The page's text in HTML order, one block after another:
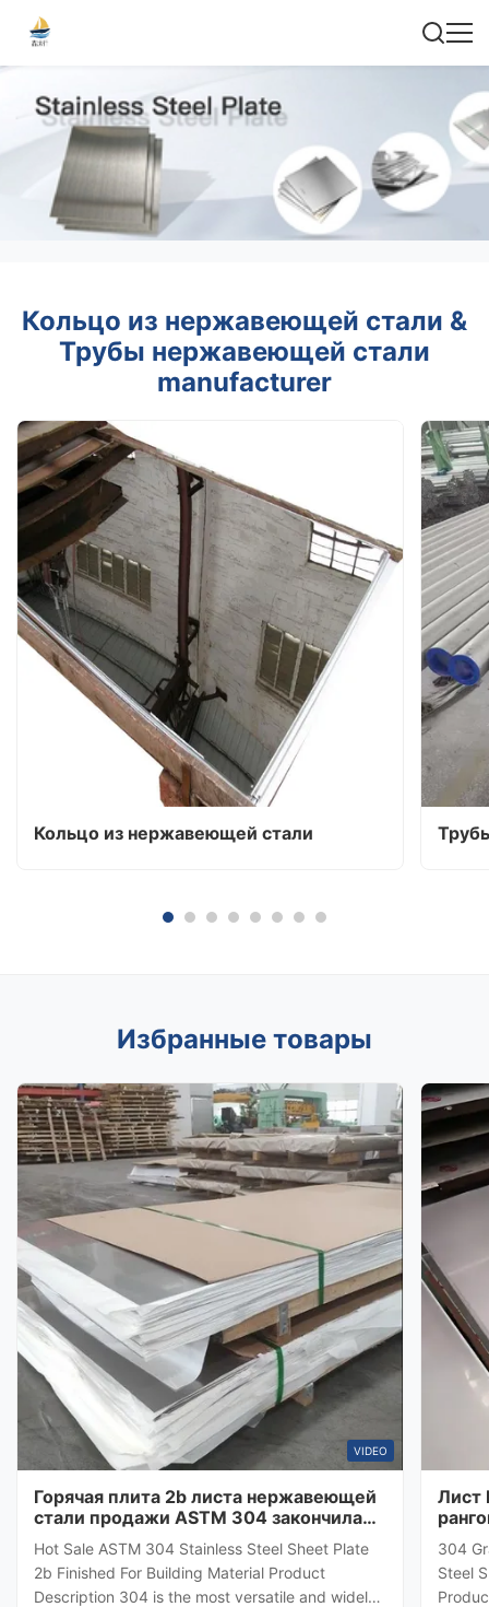
Кольцо из нержавеющей стали &
Трубы нержавеющей стали
manufacturer
Кольцо из нержавеющей стали
Избранные товары
VIDEO
Горячая плита 2b листа нержавеющей
стали продажи ASTM 304 закончила
для строительного материала
Hot Sale ASTM 304 Stainless Steel Sheet Plate
2b Finished For Building Material Product
Description 304 is the most versatile and widely
Лист
304
Steel